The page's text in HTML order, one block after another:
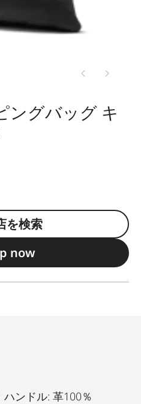
ングバッグ キ
を検索
now
ンドル: 革100％